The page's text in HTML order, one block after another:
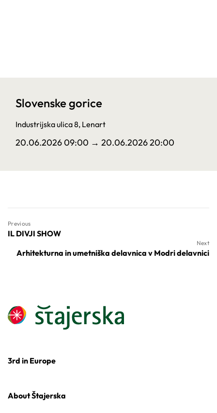
Slovenske gorice
Industrijska ulica 8, Lenart
20.06.2026 09:00 → 20.06.2026 20:00
Previous
IL DIVJI SHOW
Next
Arhitekturna in umetniška delavnica v Modri delavnici
3rd in Europe
About Štajerska